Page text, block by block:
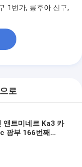
1번가, 롱후아 신구,
로
앤트미네르 Ka3 카
광부 166번째